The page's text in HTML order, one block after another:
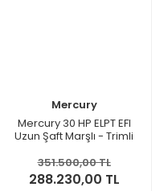
Mercury
Mercury 30 HP ELPT EFI
Uzun Şaft Marşlı - Trimli
351.500,00 TL
288.230,00 TL